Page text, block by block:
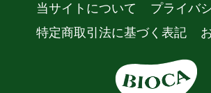
当サイトについて
プライバ
特定商取引法に基づく表記